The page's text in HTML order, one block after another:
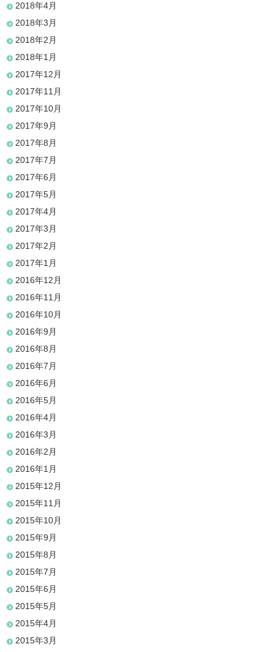
2018年4月
2018年3月
2018年2月
2018年1月
2017年12月
2017年11月
2017年10月
2017年9月
2017年8月
2017年7月
2017年6月
2017年5月
2017年4月
2017年3月
2017年2月
2017年1月
2016年12月
2016年11月
2016年10月
2016年9月
2016年8月
2016年7月
2016年6月
2016年5月
2016年4月
2016年3月
2016年2月
2016年1月
2015年12月
2015年11月
2015年10月
2015年9月
2015年8月
2015年7月
2015年6月
2015年5月
2015年4月
2015年3月